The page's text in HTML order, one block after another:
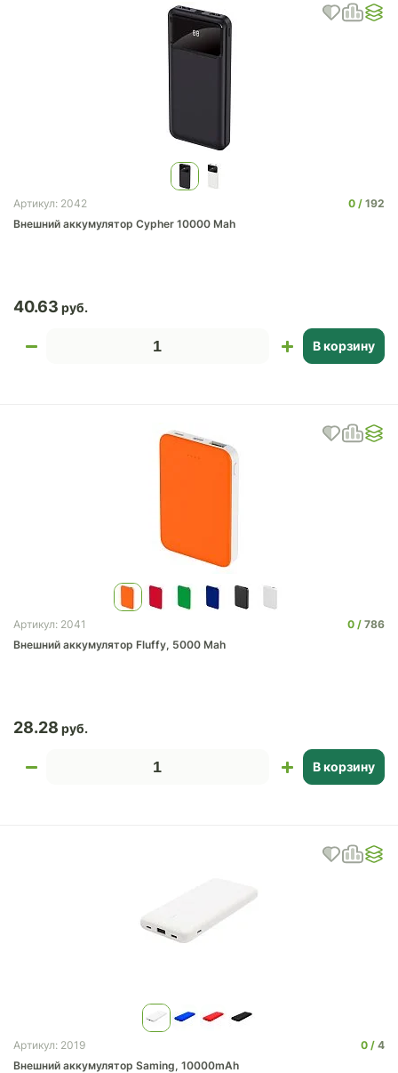
Артикул: 2042 0
192
Внешний аккумулятор Cypher 10000 Mah
40.63
В корзину
Артикул: 2041 0
786
Внешний аккумулятор Fluffy, 5000 Mah
28.28
В корзину
Артикул: 2019 0
4
Внешний аккумулятор Saming, 10000mAh